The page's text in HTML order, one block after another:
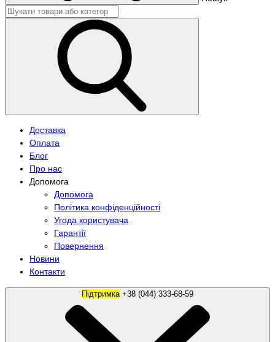
Доставка
Оплата
Блог
Про нас
Допомога
Допомога
Політика конфіденційності
Угода користувача
Гарантії
Повернення
Новини
Контакти
Підтримка